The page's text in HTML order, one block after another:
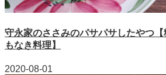
守永家のささみのパサパサしたやつ
もなき料理】
2020-08-01